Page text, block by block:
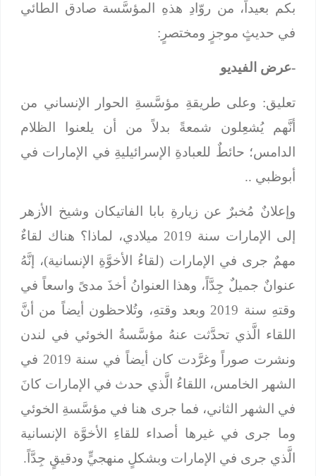
بكم بعيداً، من روّادِ هذهِ المؤسَّسة صادق الطائي
في حديثٍ موجزٍ ومختصرٍ:
-عرض الفيديو
تعليق: وعلى طريقةِ مؤسَّسةِ الحوار الإنساني من
أنَّهم يُشعِلون شمعةً بدلاً من أن يلعنوا الظلام
الدامس؛ حائطٌ للعبادةِ الإسرائيليةِ في الإمارات في
أبوظبي ..
وإعلانٌ مُخبرٌ عن زيارةِ بابا الفاتيكان وشيخ الأزهر
إلى الإمارات سنة 2019 ميلادي، لماذا؟ هناك لقاءٌ
مهمٌ جرى في الإمارات (لقاءُ الأخوَّةِ الإنسانية)، إنَّهُ
عنوانٌ جميلٌ جِدَّاً، وهذا العنوانُ أخذَ مدىً واسعاً في
وقتهِ سنة 2019 وبعد وقتهِ، وتُلاحظون أيضاً من أنَّ
اللقاء الَّذي تحدَّثت عنهُ مؤسَّسةُ الخوئي في لندن
ونشرت صوراً وغرَّدت كان أيضاً في سنة 2019 في
الشهر الخامس، اللقاءُ الَّذي حدث في الإمارات كانَ
في الشهر الثاني، فما جرى هنا في مؤسَّسةِ الخوئي
وما جرى في غيرها أصداء للقاءِ الأخوَّة الإنسانية
الَّذي جرى في الإمارات وبشكلٍ منهجيٍّ ودقيقٍ جِدَّاً.